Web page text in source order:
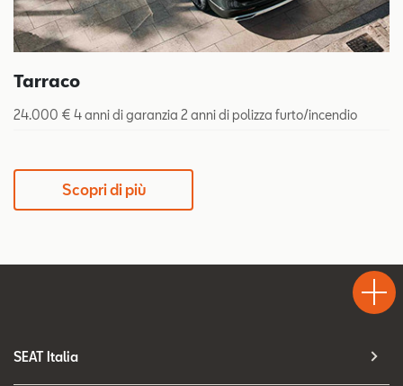
Tarraco
24.000 € 4 anni di garanzia 2 anni di polizza furto/incendio
Scopri di più
SEAT Italia
Drive
Chiama